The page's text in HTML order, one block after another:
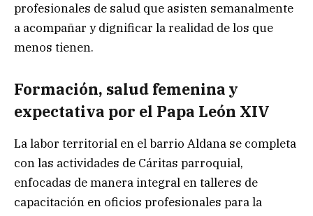
profesionales de salud que asisten semanalmente
a acompañar y dignificar la realidad de los que
menos tienen.
Formación, salud femenina y
expectativa por el Papa León XIV
La labor territorial en el barrio Aldana se completa
con las actividades de Cáritas parroquial,
enfocadas de manera integral en talleres de
capacitación en oficios profesionales para la